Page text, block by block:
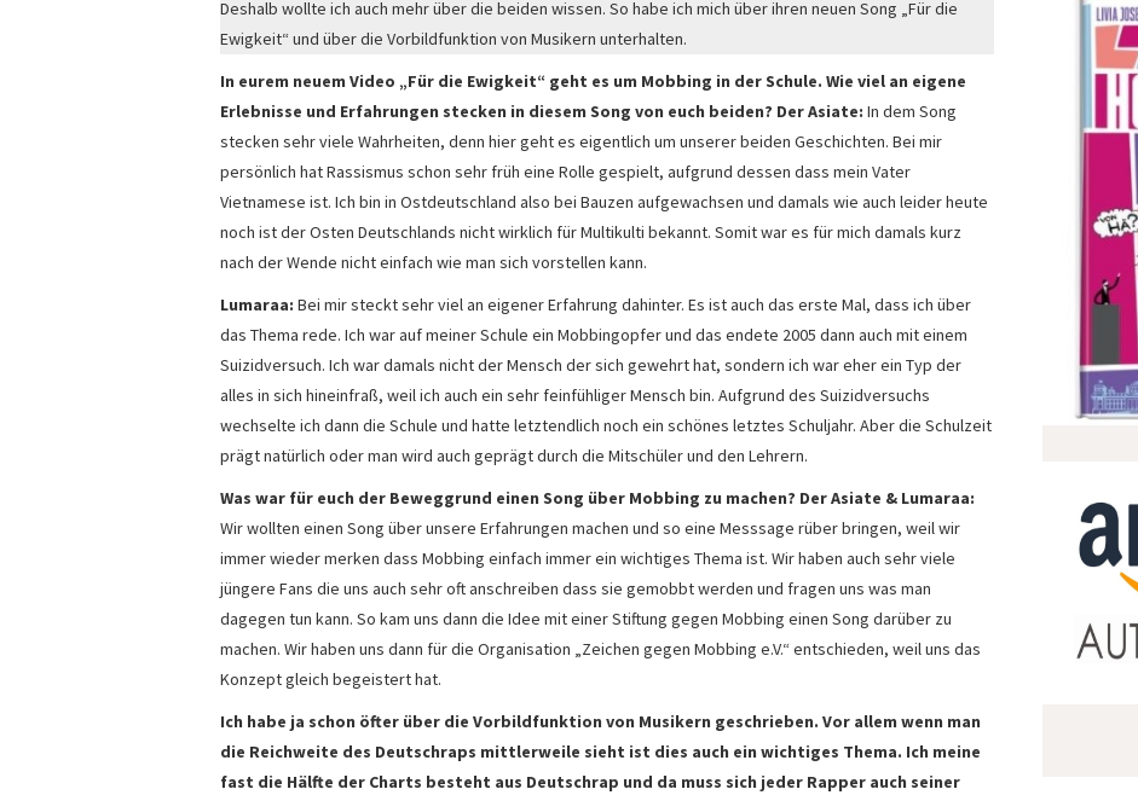
Deshalb wollte ich auch mehr über die beiden wissen. So habe ich mich über ihren neuen Song „Für die
Ewigkeit“ und über die Vorbildfunktion von Musikern unterhalten.
In eurem neuem Video „Für die Ewigkeit“ geht es um Mobbing in der Schule. Wie viel an eigene
Erlebnisse und Erfahrungen stecken in diesem Song von euch beiden? Der Asiate: In dem Song
stecken sehr viele Wahrheiten, denn hier geht es eigentlich um unserer beiden Geschichten. Bei mir
persönlich hat Rassismus schon sehr früh eine Rolle gespielt, aufgrund dessen dass mein Vater
Vietnamese ist. Ich bin in Ostdeutschland also bei Bauzen aufgewachsen und damals wie auch leider heute
noch ist der Osten Deutschlands nicht wirklich für Multikulti bekannt. Somit war es für mich damals kurz
nach der Wende nicht einfach wie man sich vorstellen kann.
Lumaraa: Bei mir steckt sehr viel an eigener Erfahrung dahinter. Es ist auch das erste Mal, dass ich über
das Thema rede. Ich war auf meiner Schule ein Mobbingopfer und das endete 2005 dann auch mit einem
Suizidversuch. Ich war damals nicht der Mensch der sich gewehrt hat, sondern ich war eher ein Typ der
alles in sich hineinfraß, weil ich auch ein sehr feinfühliger Mensch bin. Aufgrund des Suizidversuchs
wechselte ich dann die Schule und hatte letztendlich noch ein schönes letztes Schuljahr. Aber die Schulzeit
prägt natürlich oder man wird auch geprägt durch die Mitschüler und den Lehrern.
Was war für euch der Beweggrund einen Song über Mobbing zu machen? Der Asiate & Lumaraa:
Wir wollten einen Song über unsere Erfahrungen machen und so eine Messsage rüber bringen, weil wir
immer wieder merken dass Mobbing einfach immer ein wichtiges Thema ist. Wir haben auch sehr viele
jüngere Fans die uns auch sehr oft anschreiben dass sie gemobbt werden und fragen uns was man
dagegen tun kann. So kam uns dann die Idee mit einer Stiftung gegen Mobbing einen Song darüber zu
machen. Wir haben uns dann für die Organisation „Zeichen gegen Mobbing e.V.“ entschieden, weil uns das
Konzept gleich begeistert hat.
Ich habe ja schon öfter über die Vorbildfunktion von Musikern geschrieben. Vor allem wenn man
die Reichweite des Deutschraps mittlerweile sieht ist dies auch ein wichtiges Thema. Ich meine
fast die Hälfte der Charts besteht aus Deutschrap und da muss sich jeder Rapper auch seiner